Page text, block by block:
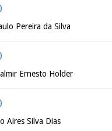
Pereira da Silva
Ernesto Holder
Aires Silva Dias